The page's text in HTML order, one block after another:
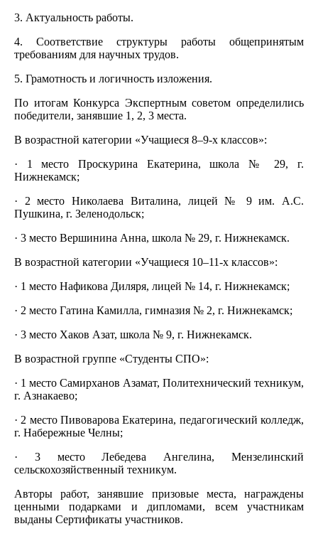
3. Актуальность работы.
4. Соответствие структуры работы общепринятым
требованиям для научных трудов.
5. Грамотность и логичность изложения.
По итогам Конкурса Экспертным советом определились
победители, занявшие 1, 2, 3 места.
В возрастной категории «Учащиеся 8–9-х классов»:
· 1 место Проскурина Екатерина, школа № 29, г.
Нижнекамск;
· 2 место Николаева Виталина, лицей № 9 им. А.С.
Пушкина, г. Зеленодольск;
· 3 место Вершинина Анна, школа № 29, г. Нижнекамск.
В возрастной категории «Учащиеся 10–11-х классов»:
· 1 место Нафикова Диляря, лицей № 14, г. Нижнекамск;
· 2 место Гатина Камилла, гимназия № 2, г. Нижнекамск;
· 3 место Хаков Азат, школа № 9, г. Нижнекамск.
В возрастной группе «Студенты СПО»:
· 1 место Самирханов Азамат, Политехнический техникум,
г. Азнакаево;
· 2 место Пивоварова Екатерина, педагогический колледж,
г. Набережные Челны;
· 3 место Лебедева Ангелина, Мензелинский
сельскохозяйственный техникум.
Авторы работ, занявшие призовые места, награждены
ценными подарками и дипломами, всем участникам
выданы Сертификаты участников.